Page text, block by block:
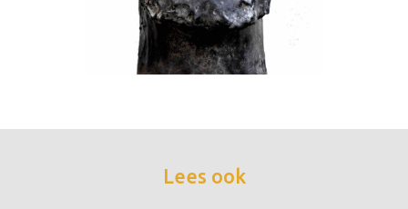
Lees ook